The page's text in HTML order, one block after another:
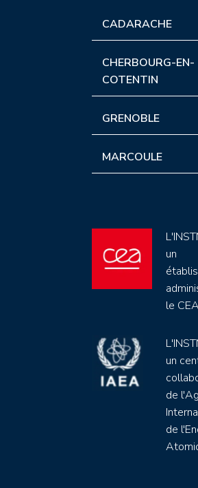
CADARACHE
CHERBOURG-EN-
COTENTIN
GRENOBLE
MARCOULE
un
le CEA
un
de
de